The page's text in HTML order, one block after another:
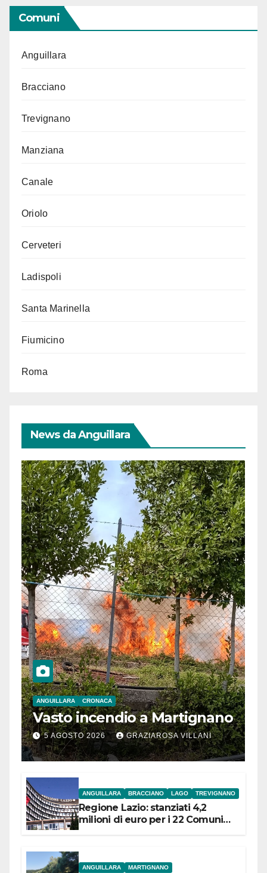
Comuni
Anguillara
Bracciano
Trevignano
Manziana
Canale
Oriolo
Cerveteri
Ladispoli
Santa Marinella
Fiumicino
Roma
News da Anguillara
ANGUILLARA CRONACA
Vasto incendio a Martignano
5 AGOSTO 2026 GRAZIAROSA VILLANI
ANGUILLARA BRACCIANO LAGO TREVIGNANO
Regione Lazio: stanziati 4,2
milioni di euro per i 22 Comuni
ANGUILLARA MARTIGNANO